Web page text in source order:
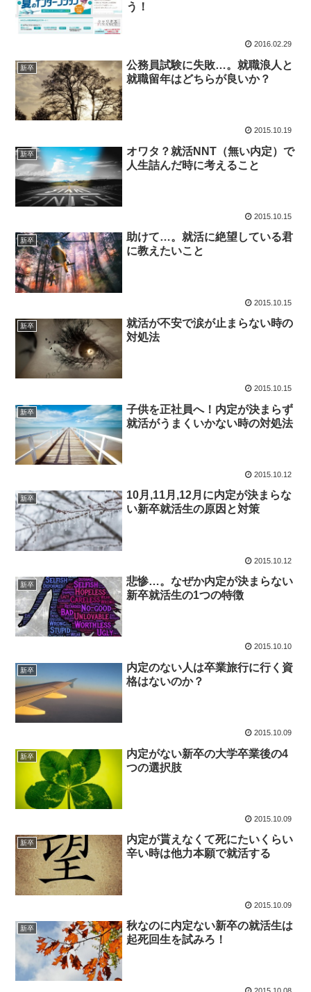
う！
2016.02.29
新卒
公務員試験に失敗…。就職浪人と
就職留年はどちらが良いか？
2015.10.19
新卒
オワタ？就活NNT（無い内定）で
人生詰んだ時に考えること
2015.10.15
新卒
助けて…。就活に絶望している君
に教えたいこと
2015.10.15
新卒
就活が不安で涙が止まらない時の
対処法
2015.10.15
新卒
子供を正社員へ！内定が決まらず
就活がうまくいかない時の対処法
2015.10.12
新卒
10月,11月,12月に内定が決まらな
い新卒就活生の原因と対策
2015.10.12
新卒
悲惨…。なぜか内定が決まらない
新卒就活生の1つの特徴
2015.10.10
新卒
内定のない人は卒業旅行に行く資
格はないのか？
2015.10.09
新卒
内定がない新卒の大学卒業後の4
つの選択肢
2015.10.09
新卒
内定が貰えなくて死にたいくらい
辛い時は他力本願で就活する
2015.10.09
新卒
秋なのに内定ない新卒の就活生は
起死回生を試みろ！